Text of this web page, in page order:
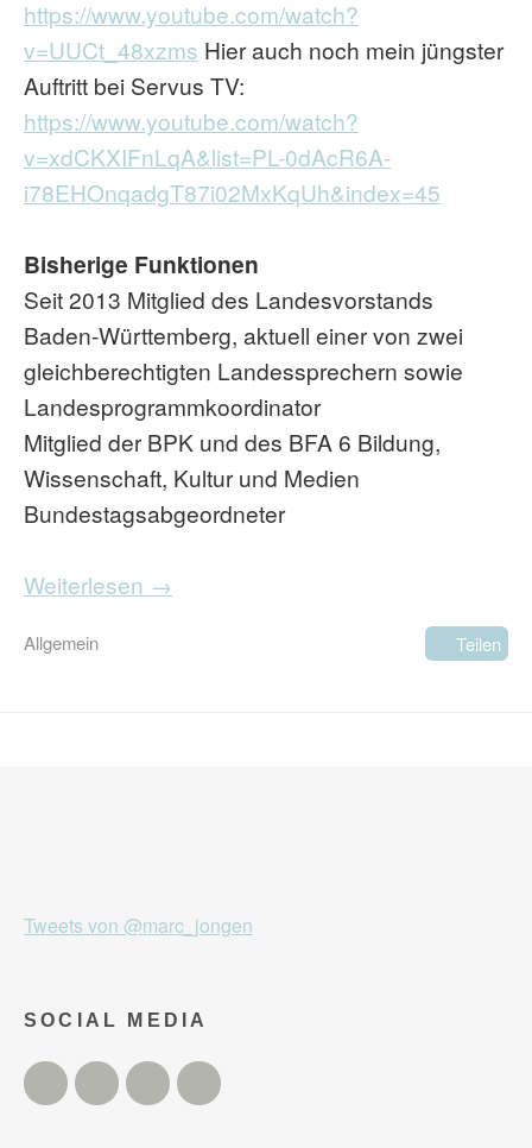
https://www.youtube.com/watch?
v=UUCt_48xzms Hier auch noch mein jüngster
Auftritt bei Servus TV:
https://www.youtube.com/watch?
v=xdCKXIFnLqA&list=PL-0dAcR6A-
i78EHOnqadgT87i02MxKqUh&index=45
Bisherige Funktionen
Seit 2013 Mitglied des Landesvorstands
Baden-Württemberg, aktuell einer von zwei
gleichberechtigten Landessprechern sowie
Landesprogrammkoordinator
Mitglied der BPK und des BFA 6 Bildung,
Wissenschaft, Kultur und Medien
Bundestagsabgeordneter
Weiterlesen →
Allgemein Teilen
Tweets von @marc_jongen
SOCIAL MEDIA
Twitter FacebookInstagram